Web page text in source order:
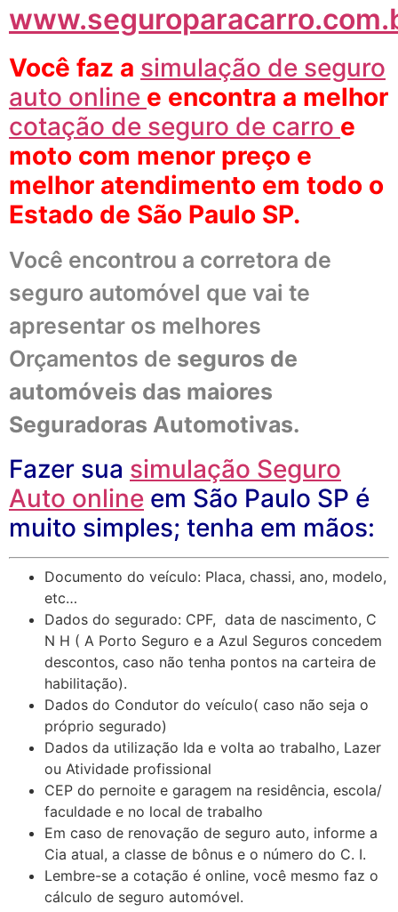
Você faz a simulação de seguro
auto online e encontra a melhor
cotação de seguro de carro e
moto com menor preço e
melhor atendimento em todo o
Estado de São Paulo SP.
Você encontrou a corretora de
seguro automóvel que vai te
apresentar os melhores
Orçamentos de seguros de
automóveis das maiores
Seguradoras Automotivas.
Fazer sua simulação Seguro
Auto online em São Paulo SP é
muito simples; tenha em mãos:
Documento do veículo: Placa, chassi, ano, modelo,
etc…
Dados do segurado: CPF, data de nascimento, C
N H ( A Porto Seguro e a Azul Seguros concedem
descontos, caso não tenha pontos na carteira de
habilitação).
Dados do Condutor do veículo( caso não seja o
próprio segurado)
Dados da utilização Ida e volta ao trabalho, Lazer
ou Atividade profissional
CEP do pernoite e garagem na residência, escola/
faculdade e no local de trabalho
Em caso de renovação de seguro auto, informe a
Cia atual, a classe de bônus e o número do C. I.
Lembre-se a cotação é online, você mesmo faz o
cálculo de seguro automóvel.